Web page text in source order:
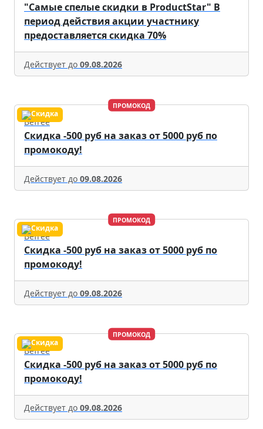
"Самые спелые скидки в ProductStar" В
период действия акции участнику
предоставляется скидка 70%
Действует до 09.08.2026
ПРОМОКОД
Befree
Скидка -500 руб на заказ от 5000 руб по
промокоду!
Действует до 09.08.2026
ПРОМОКОД
Befree
Скидка -500 руб на заказ от 5000 руб по
промокоду!
Действует до 09.08.2026
ПРОМОКОД
Befree
Скидка -500 руб на заказ от 5000 руб по
промокоду!
Действует до 09.08.2026